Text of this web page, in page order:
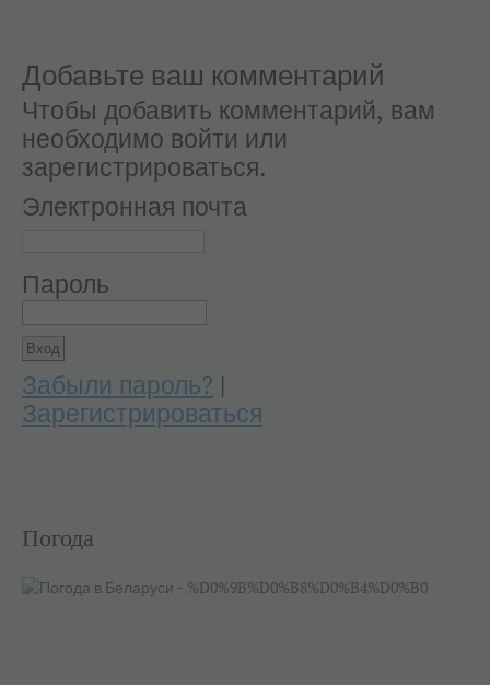
Добавьте ваш комментарий
Чтобы добавить комментарий, вам
необходимо войти или
зарегистрироваться.
Электронная почта
Пароль
Забыли пароль? |
Зарегистрироваться
Погода